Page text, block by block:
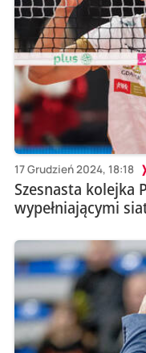
17 Grudzień 2024, 18:18
Szesnasta kolejka
wypełniającymi